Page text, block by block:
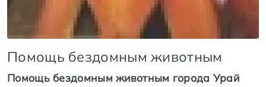
Помощь бездомным животным
Помощь бездомным животным города Урай